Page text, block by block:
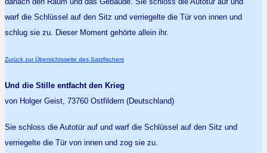
warf die Schlüssel auf den Sitz und verriegelte die Tür von innen und
schlug sie zu. Dieser Moment gehörte allein ihr.
Zurück zur Übersichtsseite des Satzfischers
Und die Stille entfacht den Krieg
von Holger Geist, 73760 Ostfildern (Deutschland)
Sie schloss die Autotür auf und warf die Schlüssel auf den Sitz und
verriegelte die Tür von innen und zog sie zu.